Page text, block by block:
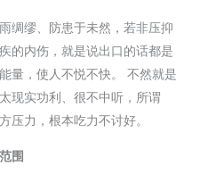
绸缪、防患于未然，若非压抑
的内伤，就是说出口的话都是
量，使人不悦不快。 不然就是
现实功利、很不中听，所谓
压力，根本吃力不讨好。
围